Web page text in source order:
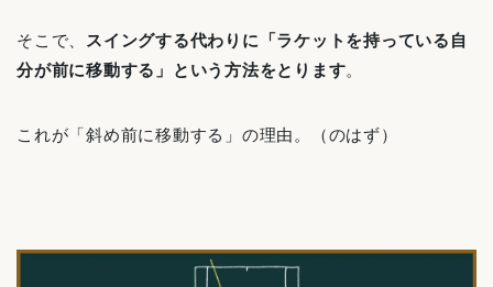
そこで、 スイングする代わりに「ラケットを持っている自
分が前に移動する」という方法をとります。
これが「斜め前に移動する」の理由。（のはず）